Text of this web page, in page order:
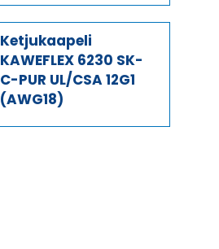
Ketjukaapeli
KAWEFLEX 6230 SK-
C-PUR UL/CSA 12G1
(AWG18)